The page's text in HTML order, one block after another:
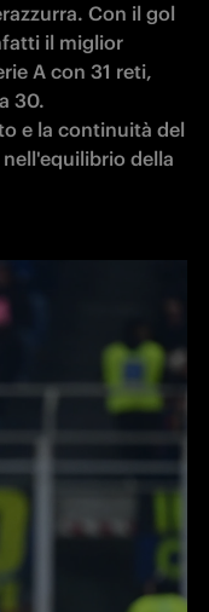
Con il gol
il miglior
A con 31 reti,
30.
e la continuità del
della